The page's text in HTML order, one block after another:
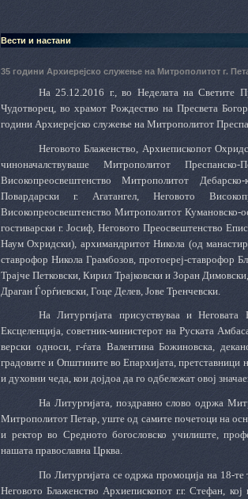
Вести и настани
35 години Архиерејско служење на Митрополитот г.
На 25.12.2016 г., во Неделата на Светите
Чудотворец, во храмот Рождество на Пресвета
години Архиерејско служење на Митрополитот
Неговото Блаженство, Архиепископот
чиноначалствуваше Митрополитот
Високопреосвештенство Митрополитот
Повардарски г. Агатангел, Неговото
Високопреосвештенство Митрополитот Кумановско-
гостиварски г. Јосиф, Неговото Преосвештенство
Наум Охридски), архимандритот Никола (од
ставрофор Никола Грамбозов, протоереј-ставрофор
Трајче Петковски, Кирил Трајковски и Зоран
Драган Ѓорѓиевски, Гоце Делев, Јове Тренчевски.
На Литургијата присуствуваа и Неговата
Ексцеленција, советник-министерот на Руската
верски односи, г-ѓата Валентина Божиновска,
градовите и Општините во Епархијата,
и духовни чеда, кои дојдоа да го одбележат овој
На Литургијата, поздравно слово одржа
Митрополитот Петар, уште од самите почетоци на
и ректор во Средното богословско училиште,
нашата православна Црква.
По Литургијата се одржа промоција на 18-
Неговото Блаженство Архиепископот г.г. Стефан,